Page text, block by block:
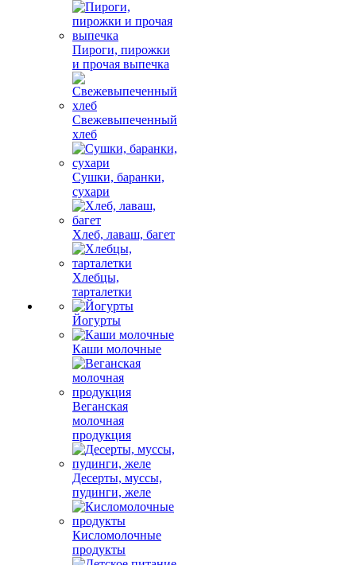
Пироги, пирожки
и прочая выпечка
Свежевыпеченный
хлеб
Сушки, баранки,
сухари
Хлеб, лаваш, багет
Хлебцы,
тарталетки
Йогурты
Каши молочные
Веганская
молочная
продукция
Десерты, муссы,
пудинги, желе
Кисломолочные
продукты